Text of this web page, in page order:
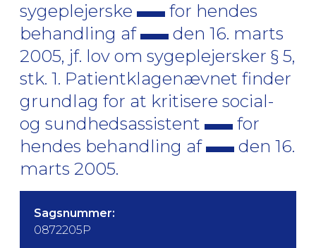
sygeplejerske
for hendes
behandling af
den 16. marts
2005, jf. lov om sygeplejersker § 5,
stk. 1. Patientklagenævnet finder
grundlag for at kritisere social-
og sundhedsassistent
for
hendes behandling af
den 16.
marts 2005.
Sagsnummer:
0872205P